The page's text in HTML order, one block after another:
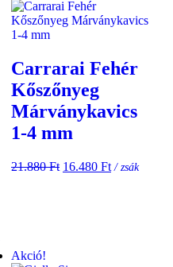
Carrarai Fehér
Kőszőnyeg
Márványkavics
1-4 mm
21.880Ft 16.480 Ft / zsák
Akció!